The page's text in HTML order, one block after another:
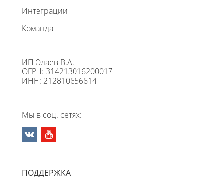
Интеграции
Команда
ИП Олаев В.А.
ОГРН: 314213016200017
ИНН: 212810656614
Мы в соц. сетях:
ПОДДЕРЖКА